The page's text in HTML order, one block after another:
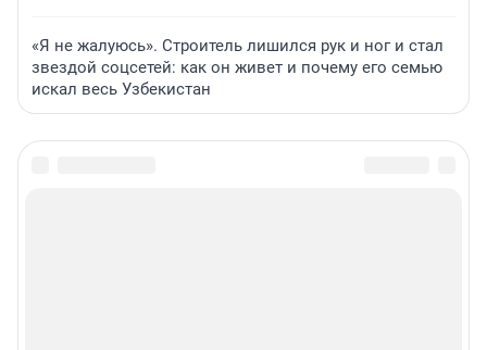
«Я не жалуюсь». Строитель лишился рук и ног и стал
звездой соцсетей: как он живет и почему его семью
искал весь Узбекистан